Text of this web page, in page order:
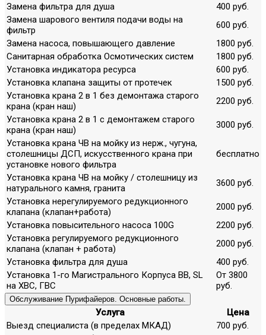
Замена фильтра для душа
400 руб.
Замена шарового вентиля подачи воды на
фильтр
600 руб.
Замена насоса, повышающего давление
1800 руб.
Санитарная обработка Осмотических систем
1800 руб.
Установка индикатора ресурса
600 руб.
Установка клапана защиты от протечек
1500 руб.
Установка крана 2 в 1 без демонтажа старого
крана (кран наш)
2200 руб.
Установка крана 2 в 1 с демонтажем старого
крана (кран наш)
3000 руб.
Установка крана ЧВ на мойку из нерж., чугуна,
столешницы ДСП, искусственного крана при
установке нового фильтра
бесплатно
Установка крана ЧВ на мойку / столешницу из
натурального камня, гранита
3600 руб.
Установка нерегулируемого редукционного
клапана (клапан+работа)
2000 руб.
Установка повысительного насоса 100G
2200 руб.
Установка регулируемого редукционного
клапана (клапан + работа)
2000 руб.
Установка фильтра для душа
400 руб.
Установка 1-го Магистрального Корпуса ВВ, SL
на ХВС, ГВС
От 3800
руб.
Обслуживание Пурифайеров. Основные работы.
Услуга
Цена
Выезд специалиста (в пределах МКАД)
700 руб.